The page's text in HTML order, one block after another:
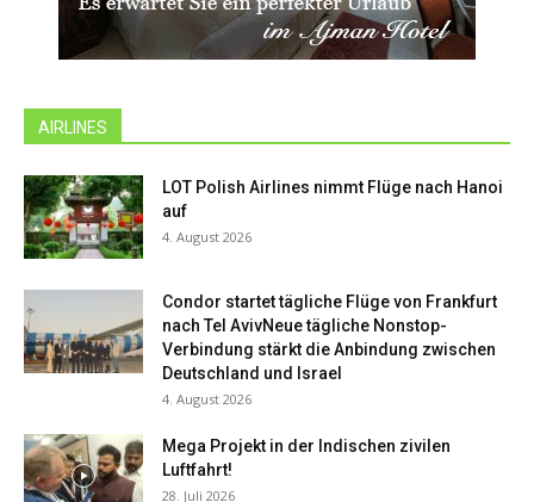
AIRLINES
LOT Polish Airlines nimmt Flüge nach Hanoi
auf
4. August 2026
Condor startet tägliche Flüge von Frankfurt
nach Tel AvivNeue tägliche Nonstop-
Verbindung stärkt die Anbindung zwischen
Deutschland und Israel
4. August 2026
Mega Projekt in der Indischen zivilen
Luftfahrt!
28. Juli 2026